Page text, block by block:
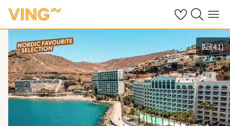
Se dine sparte
Søk påMeny
(41)